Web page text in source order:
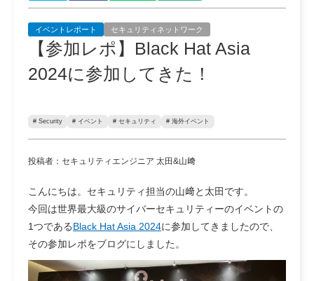
イベントレポート セキュリティネットワーク
【参加レポ】Black Hat Asia
2024に参加してきた！
# Security # イベント # セキュリティ # 海外イベント
投稿者：セキュリティエンジニア 太田&山﨑
こんにちは。セキュリティ担当の山﨑と太田です。
今回は世界最大級のサイバーセキュリティーのイベントの
1つであるBlack Hat Asia 2024に参加してきましたので、
その参加レポをブログにしました。